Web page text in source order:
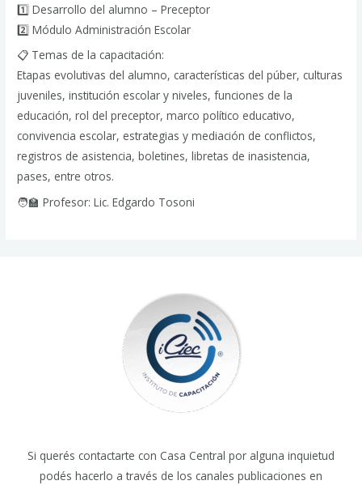
1️⃣ Desarrollo del alumno – Preceptor
2️⃣ Módulo Administración Escolar
📋 Temas de la capacitación:
Etapas evolutivas del alumno, características del púber, culturas
juveniles, institución escolar y niveles, funciones de la
educación, rol del preceptor, marco político educativo,
convivencia escolar, estrategias y mediación de conflictos,
registros de asistencia, boletines, libretas de inasistencia,
pases, entre otros.
🧑‍🏫 Profesor: Lic. Edgardo Tosoni
Si querés contactarte con Casa Central por alguna inquietud
podés hacerlo a través de los canales publicaciones en